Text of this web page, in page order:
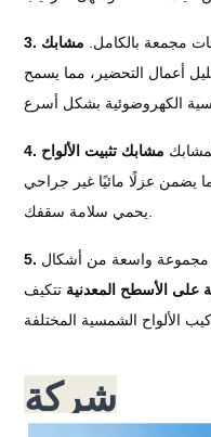
مجمعة بالكامل. مشابك
أعمال التحضير، مما يسمح
مشابك تثبيت الألواح
يضمن عزلًا مائيًا غير جراحي
مجموعة واسعة من أشكال
على الأسطح المعدنية تتكيف
شركة